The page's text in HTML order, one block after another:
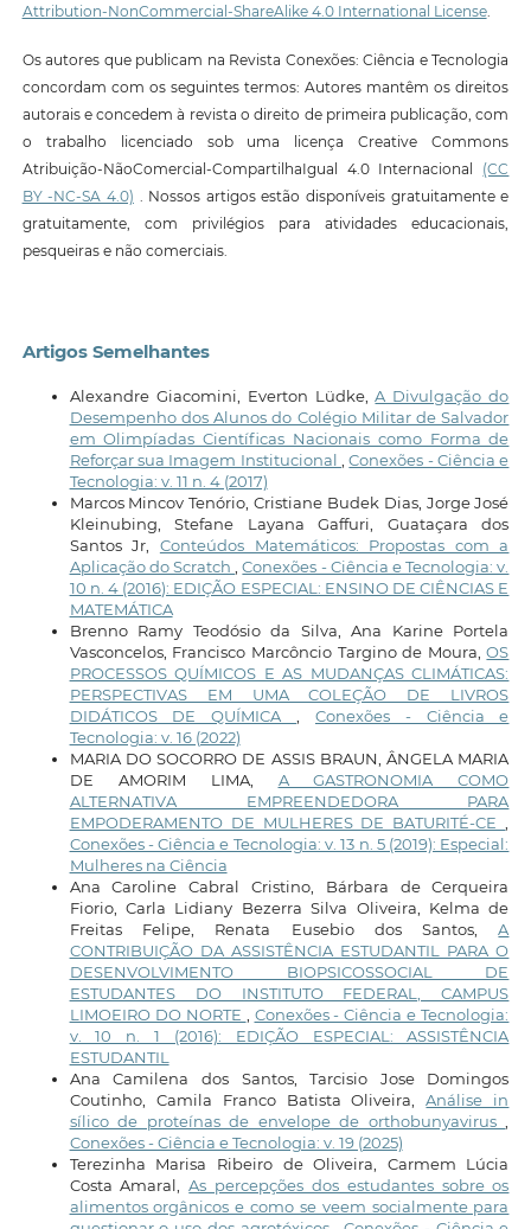
Attribution-NonCommercial-ShareAlike 4.0 International License.
Os autores que publicam na Revista Conexões: Ciência e Tecnologia
concordam com os seguintes termos: Autores mantêm os direitos
autorais e concedem à revista o direito de primeira publicação, com
o trabalho licenciado sob uma licença Creative Commons
Atribuição-NãoComercial-CompartilhaIgual 4.0 Internacional (CC
BY -NC-SA 4.0) . Nossos artigos estão disponíveis gratuitamente e
gratuitamente, com privilégios para atividades educacionais,
pesqueiras e não comerciais.
Artigos Semelhantes
Alexandre Giacomini, Everton Lüdke,A Divulgação do
Desempenho dos Alunos do Colégio Militar de Salvador
em Olimpíadas Científicas Nacionais como Forma de
Reforçar sua Imagem Institucional
,Conexões - Ciência e
Tecnologia: v. 11 n. 4 (2017)
Marcos Mincov Tenório, Cristiane Budek Dias, Jorge José
Kleinubing, Stefane Layana Gaffuri, Guataçara dos
Santos Jr, Conteúdos Matemáticos: Propostas com a
Aplicação do Scratch
,Conexões - Ciência e Tecnologia: v.
10 n. 4 (2016): EDIÇÃO ESPECIAL: ENSINO DE CIÊNCIAS E
MATEMÁTICA
Brenno Ramy Teodósio da Silva, Ana Karine Portela
Vasconcelos, Francisco Marcôncio Targino de Moura,OS
PROCESSOS QUÍMICOS E AS MUDANÇAS CLIMÁTICAS:
PERSPECTIVAS EM UMA COLEÇÃO DE LIVROS
DIDÁTICOS DE QUÍMICA
Conexões - Ciência e
Tecnologia: v. 16 (2022)
MARIA DO SOCORRO DE ASSIS BRAUN, ÂNGELA MARIA
DE AMORIM LIMA, A GASTRONOMIA COMO
ALTERNATIVA EMPREENDEDORA PARA
EMPODERAMENTO DE MULHERES DE BATURITÉ-CE
Conexões - Ciência e Tecnologia: v. 13 n. 5 (2019): Especial:
Mulheres na Ciência
Ana Caroline Cabral Cristino, Bárbara de Cerqueira
Fiorio, Carla Lidiany Bezerra Silva Oliveira, Kelma de
Freitas Felipe, Renata Eusebio dos Santos,A
CONTRIBUIÇÃO DA ASSISTÊNCIA ESTUDANTIL PARA O
DESENVOLVIMENTO BIOPSICOSSOCIAL DE
ESTUDANTES DO INSTITUTO FEDERAL, CAMPUS
LIMOEIRO DO NORTE
Conexões - Ciência e Tecnologia:
v. 10 n. 1 (2016): EDIÇÃO ESPECIAL: ASSISTÊNCIA
ESTUDANTIL
Ana Camilena dos Santos, Tarcisio Jose Domingos
Coutinho, Camila Franco Batista Oliveira,Análise in
sílico de proteínas de envelope de orthobunyavirus
Conexões - Ciência e Tecnologia: v. 19 (2025)
Terezinha Marisa Ribeiro de Oliveira, Carmem Lúcia
Costa Amaral,As percepções dos estudantes sobre os
alimentos orgânicos e como se veem socialmente para